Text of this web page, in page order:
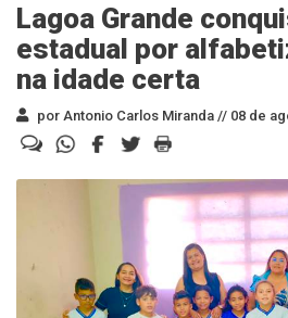
Lagoa Grande
estadual por
na idade certa
por Antonio Carlos Miranda // 08 de